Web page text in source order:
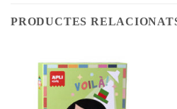
PRODUCTES